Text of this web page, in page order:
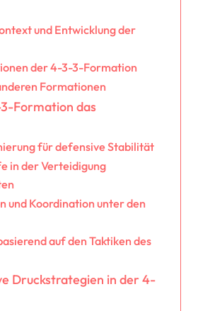
und Entwicklung der
der 4-3-3-Formation
Formationen
Formation das
für defensive Stabilität
in der Verteidigung
und Koordination unter den
auf den Taktiken des
Druckstrategien in der 4-